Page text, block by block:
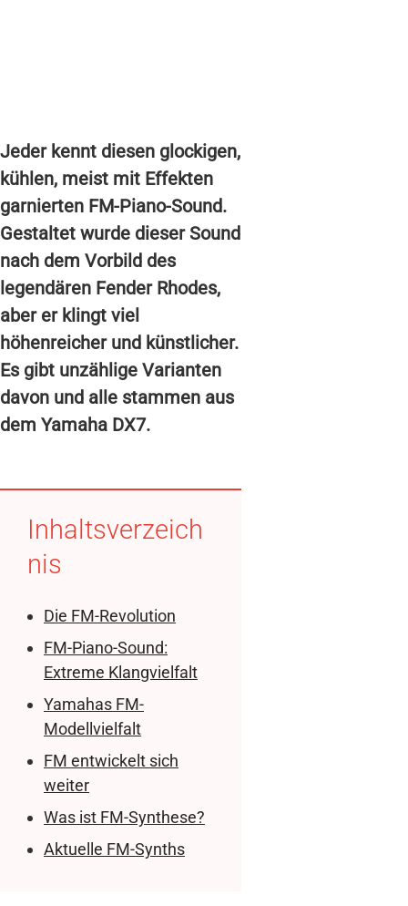
Jeder kennt diesen glockigen,
kühlen, meist mit Effekten
garnierten FM-Piano-Sound.
Gestaltet wurde dieser Sound
nach dem Vorbild des
legendären Fender Rhodes,
aber er klingt viel
höhenreicher und künstlicher.
Es gibt unzählige Varianten
davon und alle stammen aus
dem Yamaha DX7.
Inhaltsverzeich
nis
Die FM-Revolution
FM-Piano-Sound:
Extreme Klangvielfalt
Yamahas FM-
Modellvielfalt
FM entwickelt sich
weiter
Was ist FM-Synthese?
Aktuelle FM-Synths